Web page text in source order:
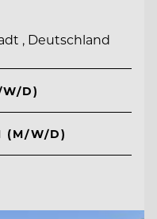
, Deutschland
D)
(M/W/D)